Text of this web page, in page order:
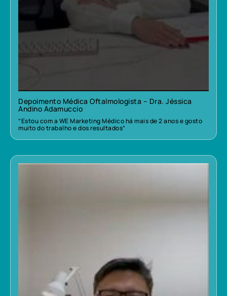
Depoimento Médica Oftalmologista – Dra. Jéssica
Andino Adamuccio
“Estou com a WE Marketing Médico há mais de 2 anos e gosto
muito do trabalho e dos resultados”